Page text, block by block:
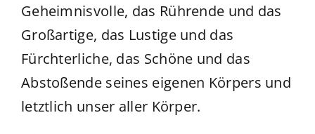
Geheimnisvolle, das Rührende und das
Großartige, das Lustige und das
Fürchterliche, das Schöne und das
Abstoßende seines eigenen Körpers und
letztlich unser aller Körper.